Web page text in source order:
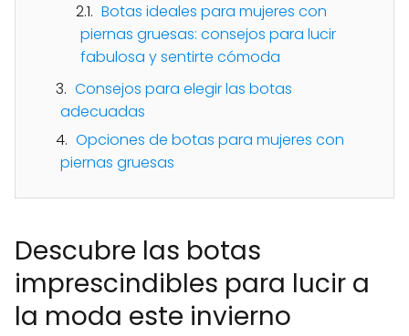
Botas ideales para mujeres con
piernas gruesas: consejos para lucir
fabulosa y sentirte cómoda
Consejos para elegir las botas
adecuadas
Opciones de botas para mujeres con
piernas gruesas
Descubre las botas
imprescindibles para lucir a
la moda este invierno